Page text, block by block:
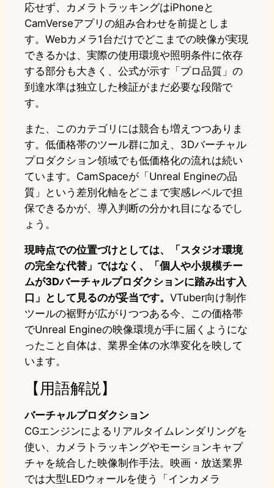
応せず、カメラトラッキングはiPhoneと
CamVerseアプリの組み合わせを前提としま
す。Webカメラ1台だけでどこまでの映像が実現
できるかは、実際の使用環境や照明条件に依存
する部分も大きく、公式が示す「プロ品質」の
到達水準は独立した検証がまだ必要な段階で
す。
また、このカテゴリには競合も増えつつありま
す。低価格帯のツール群に加え、3Dバーチャル
プロダクション領域でも低価格化の流れは続い
ています。CamSpaceが「Unreal Engineの品
質」という差別化軸をどこまで実感レベルで担
保できるかが、導入判断の分かれ目になるでし
ょう。
現時点での位置づけとしては、「スタジオ環境
の完全な代替」ではなく、「個人や小規模チー
ムが3Dバーチャルプロダクションに踏み出す入
口」として見るのが妥当です。 VTuber向け制作
ツールの裾野が広がりつつある今、この価格帯
でUnreal Engineの映像環境が手に届くようにな
ったこと自体は、業界全体の水準変化を映して
います。
【用語解説】
バーチャルプロダクション
CGエンジンによるリアルタイムレンダリングを
使い、カメラトラッキングやモーションキャプ
チャを統合した映像制作手法。映画・放送業界
では大型LEDウォールを使う「インカメラ